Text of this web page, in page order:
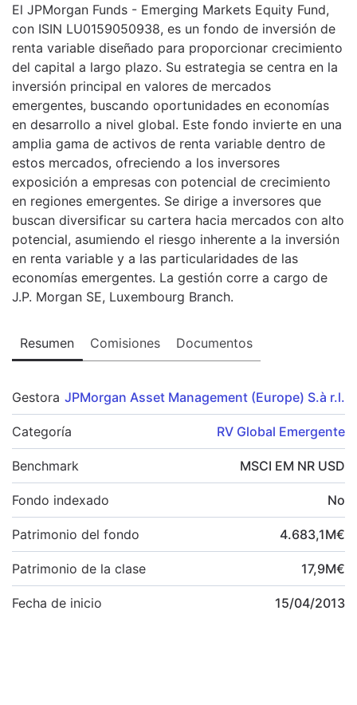
El JPMorgan Funds - Emerging Markets Equity Fund,
con ISIN LU0159050938, es un fondo de inversión de
renta variable diseñado para proporcionar crecimiento
del capital a largo plazo. Su estrategia se centra en la
inversión principal en valores de mercados
emergentes, buscando oportunidades en economías
en desarrollo a nivel global. Este fondo invierte en una
amplia gama de activos de renta variable dentro de
estos mercados, ofreciendo a los inversores
exposición a empresas con potencial de crecimiento
en regiones emergentes. Se dirige a inversores que
buscan diversificar su cartera hacia mercados con alto
potencial, asumiendo el riesgo inherente a la inversión
en renta variable y a las particularidades de las
economías emergentes. La gestión corre a cargo de
J.P. Morgan SE, Luxembourg Branch.
Resumen Comisiones Documentos
Gestora JPMorgan Asset Management (Europe) S.à r.l.
Categoría RV Global Emergente
Benchmark MSCI EM NR USD
Fondo indexado No
Patrimonio del fondo 4.683,1M€
Patrimonio de la clase 17,9M€
Fecha de inicio 15/04/2013